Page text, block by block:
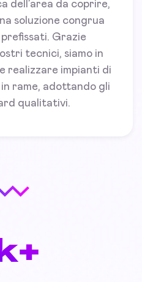
dell’area da coprire,
soluzione congrua
Grazie
tecnici, siamo in
realizzare impianti di
rame, adottando gli
qualitativi.